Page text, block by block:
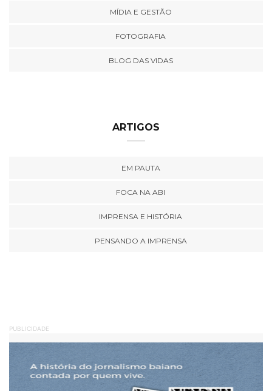
MÍDIA E GESTÃO
FOTOGRAFIA
BLOG DAS VIDAS
ARTIGOS
EM PAUTA
FOCA NA ABI
IMPRENSA E HISTÓRIA
PENSANDO A IMPRENSA
PUBLICIDADE